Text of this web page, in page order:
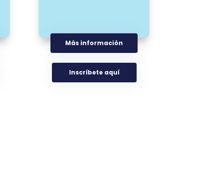
Más información
Inscríbete aquí